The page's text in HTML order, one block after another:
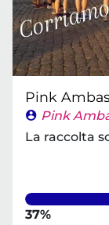
Pink
Pink
La raccolta
37%